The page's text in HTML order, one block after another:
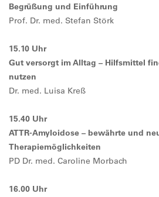
Begrüßung und Einführung
Prof. Dr. med. Stefan Störk
15.10 Uhr
Gut versorgt im Alltag – Hilfsmittel
nutzen
Dr. med. Luisa Kreß
15.40 Uhr
ATTR-Amyloidose – bewährte und
Therapiemöglichkeiten
PD Dr. med. Caroline Morbach
16.00 Uhr